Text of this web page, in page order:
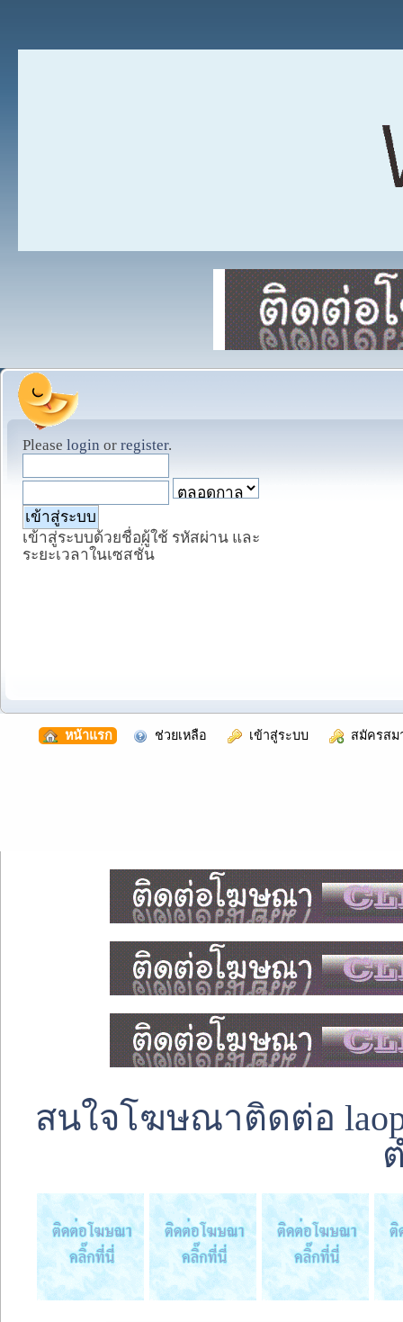
Please login or register.
เข้าสู่ระบบด้วยชื่อผู้ใช้ รหัสผ่าน และ
ระยะเวลาในเซสชั่น
หน้าแรก ช่วยเหลือ เข้าสู่ระบบ สมัครสม
สนใจโฆษณาติดต่อ